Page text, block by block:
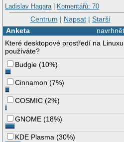
Ladislav Hagara | Komentářů: 70
Centrum | Napsat| Starší
Anketa
Které desktopové prostředí na Linuxu
používáte?
Budgie (10%)
Cinnamon (7%)
COSMIC (2%)
GNOME (18%)
KDE Plasma (30%)